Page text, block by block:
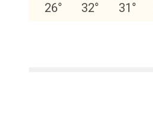
26° 32° 31 °